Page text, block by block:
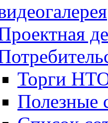
Торги
Полезные